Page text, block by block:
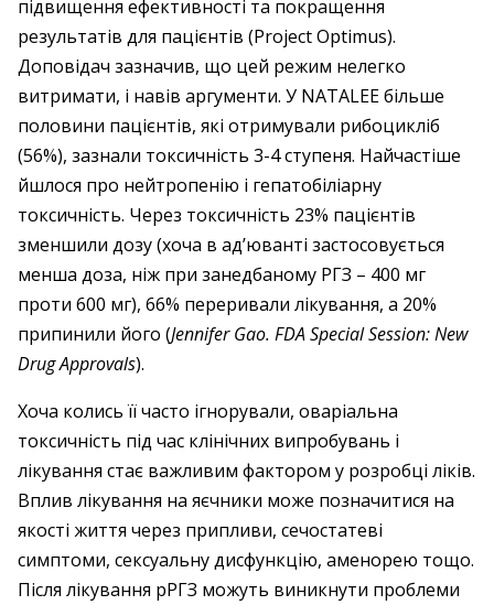
підвищення ефективності та покращення
результатів для пацієнтів (Project Optimus).
Доповідач зазначив, що цей режим нелегко
витримати, і навів аргументи. У NATALEE більше
половини пацієнтів, які отримували рибоцикліб
(56%), зазнали токсичність 3-4 ступеня. Найчастіше
йшлося про нейтропенію і гепатобіліарну
токсичність. Через токсичність 23% пацієнтів
зменшили дозу (хоча в ад’юванті застосовується
менша доза, ніж при занедбаному РГЗ – 400 мг
проти 600 мг), 66% переривали лікування, а 20%
припинили його (Jennifer Gao. FDA Special Session: New
Drug Approvals).
Хоча колись її часто ігнорували, оваріальна
токсичність під час клінічних випробувань і
лікування стає важливим фактором у розробці ліків.
Вплив лікування на яєчники може позначитися на
якості життя через припливи, сечостатеві
симптоми, сексуальну дисфункцію, аменорею тощо.
Після лікування рРГЗ можуть виникнути проблеми